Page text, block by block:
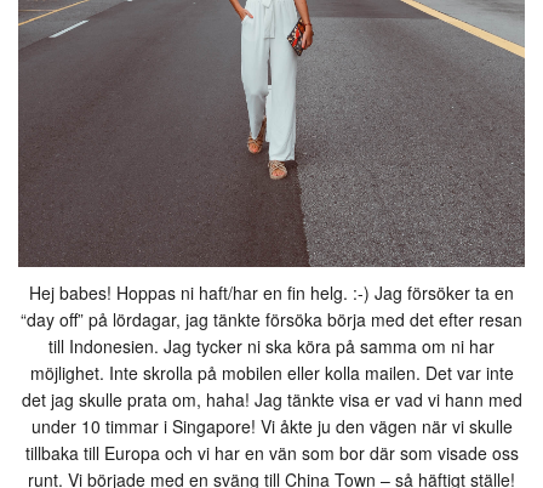
Hej babes! Hoppas ni haft/har en fin helg. :-) Jag försöker ta en
“day off” på lördagar, jag tänkte försöka börja med det efter resan
till Indonesien. Jag tycker ni ska köra på samma om ni har
möjlighet. Inte skrolla på mobilen eller kolla mailen. Det var inte
det jag skulle prata om, haha! Jag tänkte visa er vad vi hann med
under 10 timmar i Singapore! Vi åkte ju den vägen när vi skulle
tillbaka till Europa och vi har en vän som bor där som visade oss
runt. Vi började med en sväng till China Town – så häftigt ställe!